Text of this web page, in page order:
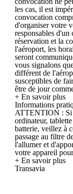
les cas, il est
convocation
d'organiser votre
responsables d'un
réservation et la
l'aéroport, les
seront
vous signalons
différent de
susceptibles de
être de jour
+ En savoir plus
Informations
ATTENTION : Si
ordinateur,
batterie, veillez à
passage au filtre
l'allumer et
votre appareil
+ En savoir plus
Transavia